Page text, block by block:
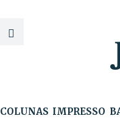
COLUNAS IMPRESSO